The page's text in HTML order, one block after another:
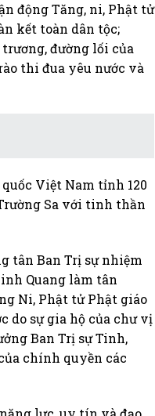
động Tăng, ni, Phật tử
kết toàn dân tộc;
đường lối của
thi đua yêu nước và
Việt Nam tỉnh 120
Sa với tinh thần
tân Ban Trị sự nhiệm
Quang làm tân
Ni, Phật tử Phật giáo
do sự gia hộ của chư vị
Ban Trị sự Tinh,
chính quyền các